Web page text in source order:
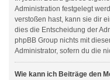
Administration festgelegt
verstoßen hast, kann sie dir
dies die Entscheidung der
phpBB Group nichts mit
Administrator, sofern du die
Wie kann ich Beiträge den